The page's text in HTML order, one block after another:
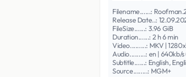
Filename......:
Release Date..:
FileSize......: 3.96 GiB
Duration......: 2 h 6 min
Video.........: MKV |
Audio.........: en | 640kb/s
Subtitle......: English,
Source........: MGM+